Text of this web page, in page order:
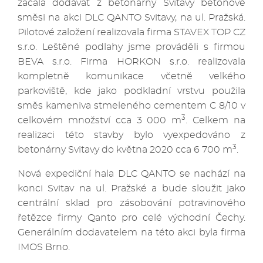
začala dodávat z betonárny Svitavy betonové
směsi na akci DLC QANTO Svitavy, na ul. Pražská.
Pilotové založení realizovala firma STAVEX TOP CZ
s.r.o. Leštěné podlahy jsme prováděli s firmou
BEVA s.r.o. Firma HORKON s.r.o. realizovala
kompletně komunikace včetně velkého
parkoviště, kde jako podkladní vrstvu použila
směs kameniva stmeleného cementem C 8/10 v
celkovém množství cca 3 000 m3. Celkem na
realizaci této stavby bylo vyexpedováno z
betonárny Svitavy do května 2020 cca 6 700 m3.
Nová expediční hala DLC QANTO se nachází na
konci Svitav na ul. Pražské a bude sloužit jako
centrální sklad pro zásobování potravinového
řetězce firmy Qanto pro celé východní Čechy.
Generálním dodavatelem na této akci byla firma
IMOS Brno.